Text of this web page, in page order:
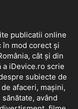
publicatii online
în mod corect și
cât și din
a iDevice.ro scrie
subiecte de
afaceri, mașini,
având